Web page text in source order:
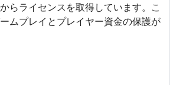
らライセンスを取得しています。こ
ムプレイとプレイヤー資金の保護が